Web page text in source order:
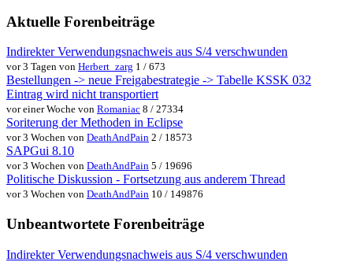
Aktuelle Forenbeiträge
Indirekter Verwendungsnachweis aus S/4 verschwunden
vor 3 Tagen von Herbert_zarg 1 / 673
Bestellungen -> neue Freigabestrategie -> Tabelle KSSK 032
Eintrag wird nicht transportiert
vor einer Woche von Romaniac 8 / 27334
Soriterung der Methoden in Eclipse
vor 3 Wochen von DeathAndPain 2 / 18573
SAPGui 8.10
vor 3 Wochen von DeathAndPain 5 / 19696
Politische Diskussion - Fortsetzung aus anderem Thread
vor 3 Wochen von DeathAndPain 10 / 149876
Unbeantwortete Forenbeiträge
Indirekter Verwendungsnachweis aus S/4 verschwunden